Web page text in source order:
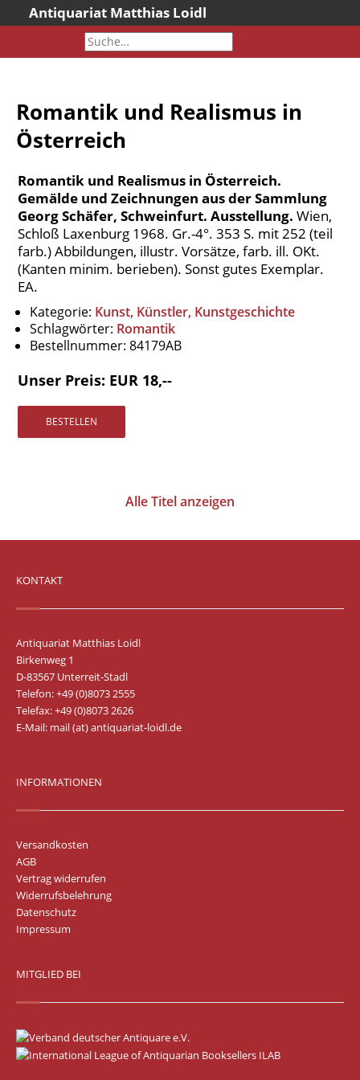
Antiquariat Matthias Loidl
Aktuelles
Neueingänge
Gesamtbestand
Katalogarchiv
Newsletter
Über uns
Kontakt
Warenkorb
Versandkosten
AGB
Vertrag widerrufen
Datenschutz
Romantik und Realismus in
Österreich
Romantik und Realismus in Österreich.
Gemälde und Zeichnungen aus der Sammlung
Georg Schäfer, Schweinfurt. Ausstellung. Wien,
Schloß Laxenburg 1968. Gr.-4°. 353 S. mit 252 (teil
farb.) Abbildungen, illustr. Vorsätze, farb. ill. OKt.
(Kanten minim. berieben). Sonst gutes Exemplar.
EA.
Kategorie: Kunst, Künstler, Kunstgeschichte
Schlagwörter: Romantik
Bestellnummer: 84179AB
Unser Preis: EUR 18,--
Alle Titel anzeigen
KONTAKT
Antiquariat Matthias Loidl
Birkenweg 1
D-83567 Unterreit-Stadl
Telefon: +49 (0)8073 2555
Telefax: +49 (0)8073 2626
E-Mail: mail (at) antiquariat-loidl.de
INFORMATIONEN
Versandkosten
AGB
Vertrag widerrufen
Widerrufsbelehrung
Datenschutz
Impressum
MITGLIED BEI